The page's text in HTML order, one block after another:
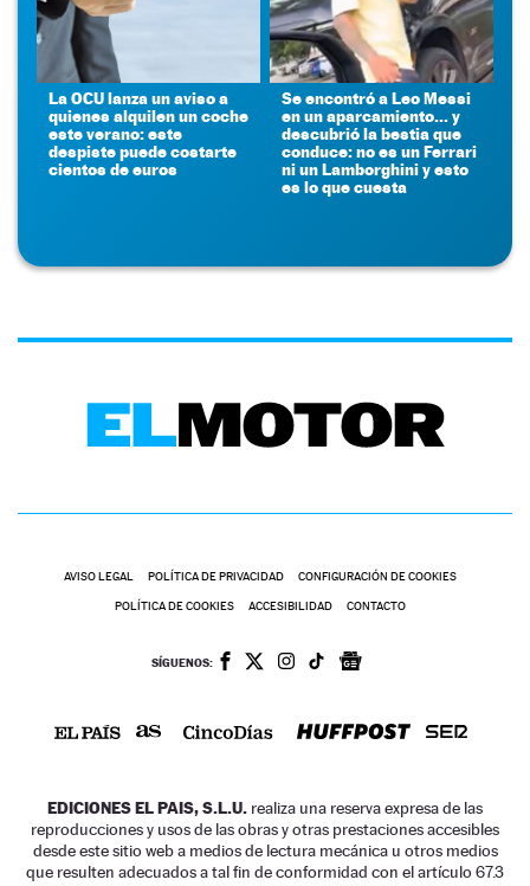
La OCU lanza un aviso a
quienes alquilen un coche
este verano: este
despiste puede costarte
cientos de euros
Se encontró a Leo Messi
en un aparcamiento... y
descubrió la bestia que
conduce: no es un Ferrari
ni un Lamborghini y esto
es lo que cuesta
AVISO LEGAL POLÍTICA DE PRIVACIDAD CONFIGURACIÓN DE COOKIES
POLÍTICA DE COOKIES ACCESIBILIDAD CONTACTO
SÍGUENOS:
EDICIONES EL PAIS, S.L.U. realiza una reserva expresa de las
reproducciones y usos de las obras y otras prestaciones accesibles
desde este sitio web a medios de lectura mecánica u otros medios
que resulten adecuados a tal fin de conformidad con el artículo 67.3